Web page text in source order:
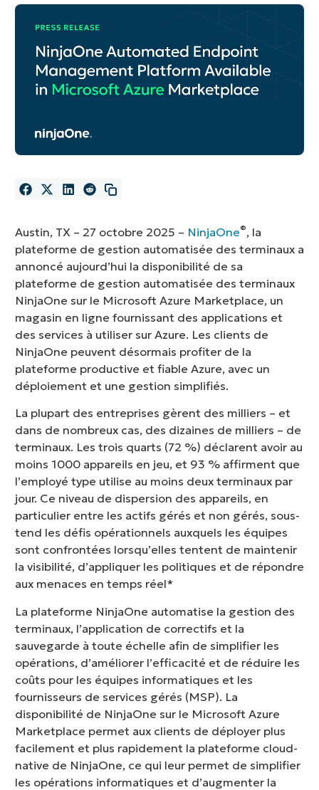
Austin, TX – 27 octobre 2025 – NinjaOne®, la
plateforme de gestion automatisée des terminaux a
annoncé aujourd’hui la disponibilité de sa
plateforme de gestion automatisée des terminaux
NinjaOne sur le Microsoft Azure Marketplace, un
magasin en ligne fournissant des applications et
des services à utiliser sur Azure. Les clients de
NinjaOne peuvent désormais profiter de la
plateforme productive et fiable Azure, avec un
déploiement et une gestion simplifiés.
La plupart des entreprises gèrent des milliers – et
dans de nombreux cas, des dizaines de milliers – de
terminaux. Les trois quarts (72 %) déclarent avoir au
moins 1000 appareils en jeu, et 93 % affirment que
l’employé type utilise au moins deux terminaux par
jour. Ce niveau de dispersion des appareils, en
particulier entre les actifs gérés et non gérés, sous-
tend les défis opérationnels auxquels les équipes
sont confrontées lorsqu’elles tentent de maintenir
la visibilité, d’appliquer les politiques et de répondre
aux menaces en temps réel*
La plateforme NinjaOne automatise la gestion des
terminaux, l’application de correctifs et la
sauvegarde à toute échelle afin de simplifier les
opérations, d’améliorer l’efficacité et de réduire les
coûts pour les équipes informatiques et les
fournisseurs de services gérés (MSP). La
disponibilité de NinjaOne sur le Microsoft Azure
Marketplace permet aux clients de déployer plus
facilement et plus rapidement la plateforme cloud-
native de NinjaOne, ce qui leur permet de simplifier
les opérations informatiques et d’augmenter la